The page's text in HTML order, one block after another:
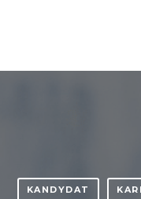
KANDYDAT